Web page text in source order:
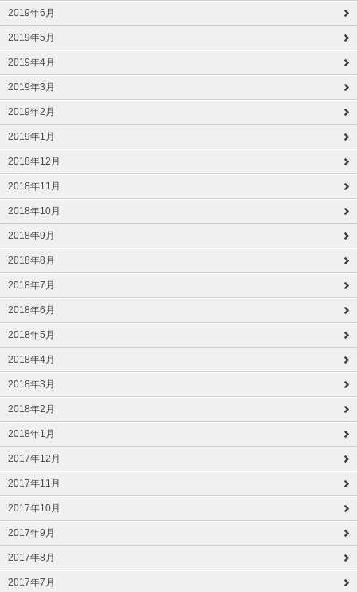
2019年6月
2019年5月
2019年4月
2019年3月
2019年2月
2019年1月
2018年12月
2018年11月
2018年10月
2018年9月
2018年8月
2018年7月
2018年6月
2018年5月
2018年4月
2018年3月
2018年2月
2018年1月
2017年12月
2017年11月
2017年10月
2017年9月
2017年8月
2017年7月